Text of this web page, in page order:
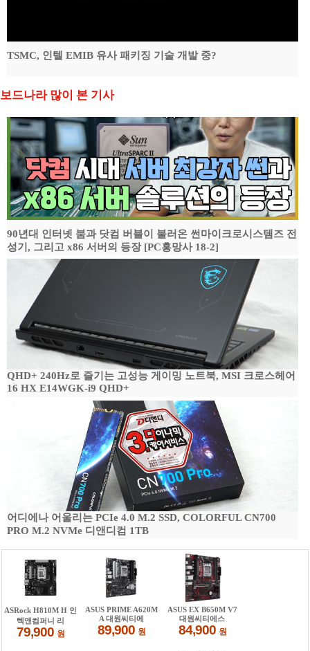
TSMC, 인텔 EMIB 유사 패키징 기술 개발 중?
보드나라 많이 본 기사
90년대 인터넷 붐과 닷컴 버블이 불러온 썬마이크로시스템즈 전
성기, 그리고 x86 서버의 등장 [PC흥망사 18-2]
QHD+ 240Hz로 즐기는 고성능 게이밍 노트북, MSI 크로스헤어
16 HX E14WGK-i9 QHD+
어디에나 어울리는 PCIe 4.0 M.2 SSD, COLORFUL CN700
PRO M.2 NVMe 디앤디컴 1TB